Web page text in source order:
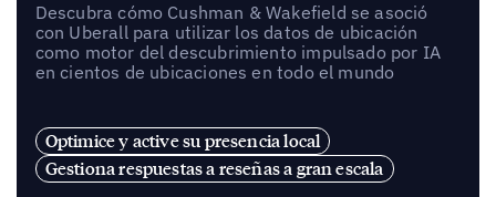
Descubra cómo Cushman & Wakefield se asoció
con Uberall para utilizar los datos de ubicación
como motor del descubrimiento impulsado por IA
en cientos de ubicaciones en todo el mundo
Optimice y active su presencia local
Gestiona respuestas a reseñas a gran escala